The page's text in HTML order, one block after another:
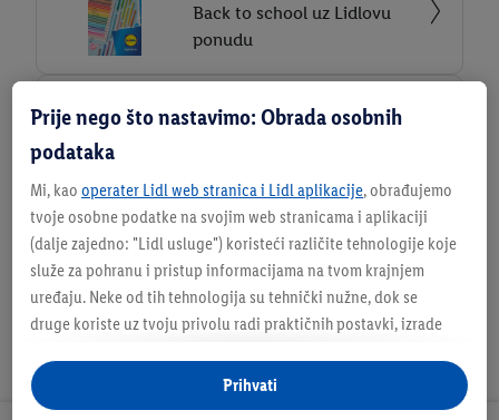
Back to school uz Lidlovu
ponudu
Spremni za kuharsku
ophodnji
Prije nego što nastavimo: Obrada osobnih
podataka
Mi, kao operater Lidl web stranica i Lidl aplikacije, obrađujemo
tvoje osobne podatke na svojim web stranicama i aplikaciji
(dalje zajedno: "Lidl usluge") koristeći različite tehnologije koje
služe za pohranu i pristup informacijama na tvom krajnjem
uređaju. Neke od tih tehnologija su tehnički nužne, dok se
druge koriste uz tvoju privolu radi praktičnih postavki, izrade
usluga. Ako si sudionik Lidl Plus programa, podaci o tvom
ponašanju pri kupnji u trgovinama također će se obrađivati u te
Prihvati